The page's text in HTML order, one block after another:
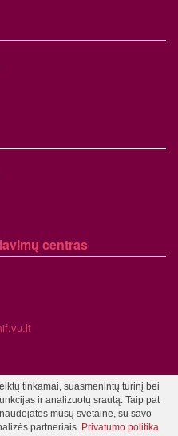
centras
ir informatikos fakultetas
tinkamai, suasmenintų turinį bei
ir analizuotų srautą. Taip pat
mūsų svetaine, su savo
partneriais. Privatumo politika